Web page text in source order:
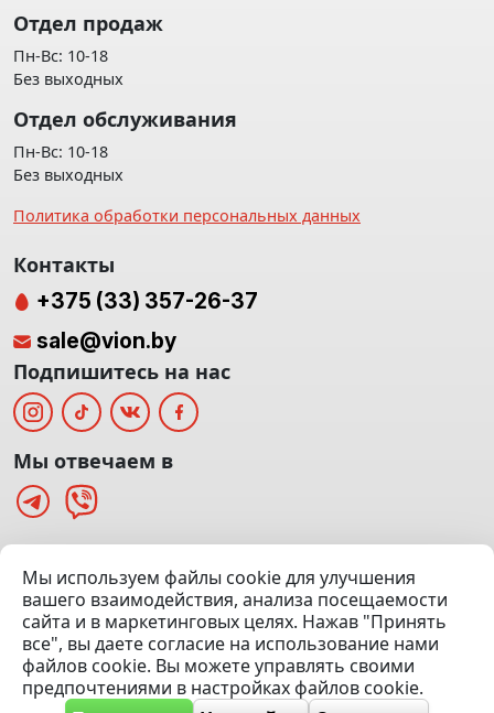
(Офис: 5 этаж | Осмотр авто: 5 этаж)
Посмотреть на карте
© 2020 — 2026 VION.BY — Продажа, выкуп и обмен | УНП
192961100 |Эвакуатор Минск
Отдел продаж
Пн-Вс: 10-18
Без выходных
Отдел обслуживания
Пн-Вс: 10-18
Без выходных
Политика обработки персональных данных
Мы используем файлы cookie для улучшения
вашего взаимодействия, анализа посещаемости
сайта и в маркетинговых целях. Нажав "Принять
все", вы даете согласие на использование нами
файлов cookie. Вы можете управлять своими
предпочтениями в настройках файлов cookie.
Контакты
+375 (33) 357-26-37
sale@vion.by
Подпишитесь на нас
Мы отвечаем в